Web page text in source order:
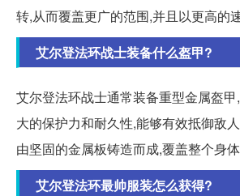
转,从而覆盖更广的范围,并且以更高的
艾尔登法环战士装备什么盔甲?
艾尔登法环战士通常装备重型金属盔
大的保护力和耐久性,能够有效抵御敌
由坚固的金属板铸造而成,覆盖整个身体
艾尔登法环最帅服装怎么获得?